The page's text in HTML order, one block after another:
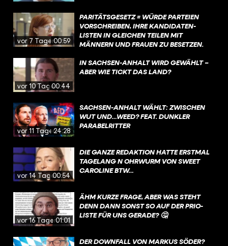
vor 7 Tagen00:59
PARITÄTSGESETZ = WÜRDE PARTEIEN
VORSCHREIBEN, IHRE KANDIDATEN-
LISTEN IN GLEICHEN TEILEN MIT
MÄNNERN UND FRAUEN ZU BESETZEN.
SIE NACH ANSICHT EINIGER
STAATSRECHTLER DIE PARTEIEN IN IHREM
vor 10 Tagen00:44
IN SACHSEN-ANHALT WIRD GEWÄHLT –
ABER WIE TICKT DAS LAND?
vor 11 Tagen24:28
SACHSEN-ANHALT WÄHLT: ZWISCHEN
WUT UND…WEED? FEAT. DUNKLER
PARABELRITTER
vor 14 Tagen00:54
DIE GANZE REDAKTION HATTE ERSTMAL
TAGELANG N OHRWURM VON SWEET
CAROLINE BTW…
vor 16 Tagen01:01
ÄHM KURZE FRAGE, ABER WAS STEHT
DENN DANN SONST SO AUF DER PRIO-
LISTE FÜR UNS GERADE? 🤔
DER DOWNFALL VON MARKUS SÖDER?